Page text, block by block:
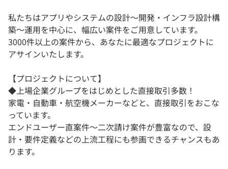
私たちはアプリやシステムの設計～開発・インフラ設計構
築～運用を中心に、幅広い案件をご用意しています。
3000件以上の案件から、あなたに最適なプロジェクトに
アサインいたします。
【プロジェクトについて】
◆上場企業グループをはじめとした直接取引多数！
家電・自動車・航空機メーカーなどと、直接取引をおこな
っています。
エンドユーザー直案件～二次請け案件が豊富なので、設
計・要件定義などの上流工程にも参画できるチャンスもあ
ります。